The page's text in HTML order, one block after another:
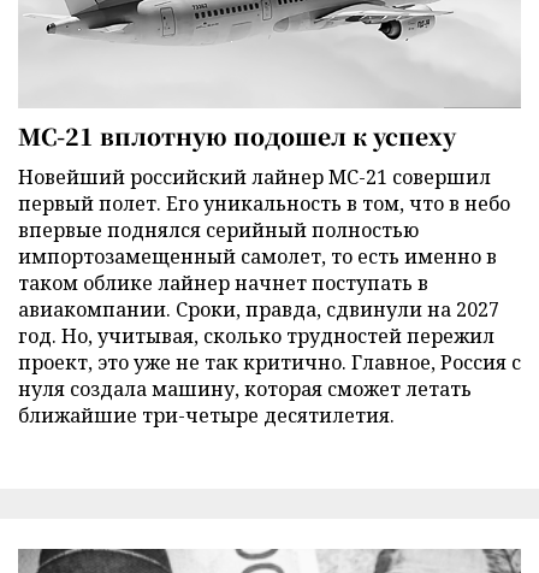
МС-21 вплотную подошел к успеху
Новейший российский лайнер МС-21 совершил
первый полет. Его уникальность в том, что в небо
впервые поднялся серийный полностью
импортозамещенный самолет, то есть именно в
таком облике лайнер начнет поступать в
авиакомпании. Сроки, правда, сдвинули на 2027
год. Но, учитывая, сколько трудностей пережил
проект, это уже не так критично. Главное, Россия с
нуля создала машину, которая сможет летать
ближайшие три-четыре десятилетия.